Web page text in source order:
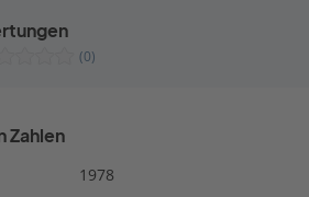
(0)
Zahlen
1978